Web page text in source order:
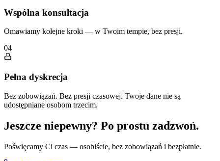
Wspólna konsultacja
Omawiamy kolejne kroki — w Twoim tempie, bez presji.
04
Pełna dyskrecja
Bez zobowiązań. Bez presji czasowej. Twoje dane nie są
udostępniane osobom trzecim.
Jeszcze niepewny? Po prostu zadzwoń.
Poświęcamy Ci czas — osobiście, bez zobowiązań i bezpłatnie.